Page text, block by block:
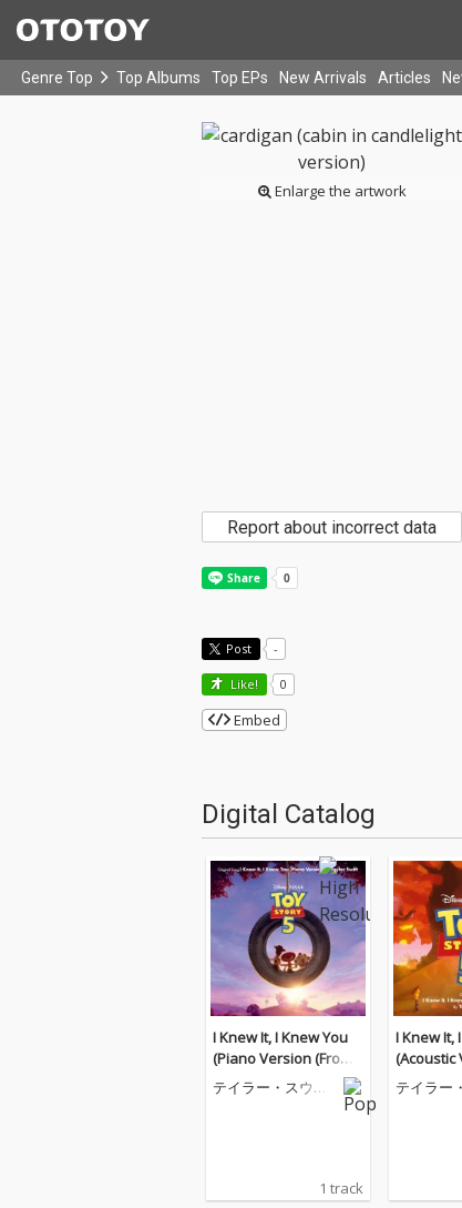
Genre Top Top Albums Top EPs New Arrivals Articles
Enlarge the artwork
Report about incorrect data
Post -
Like! 0
Embed
Digital Catalog
I Knew It, I Knew You
(Piano Version (From
"Toy Story 5"))
テイラー・スウィ
1 track
I Knew It,
(Acoustic
m "Toy
テイラー